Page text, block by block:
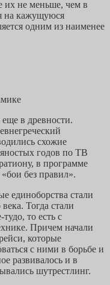
их не меньше, чем в
на кажущуюся
одним из наименее
в древности.
схожие
годов по ТВ
в программе
без правил».
единоборства стали
Тогда стали
то есть с
Причем начали
которые
с ними в борьбе и
развивалось и в
шутрестлинг.